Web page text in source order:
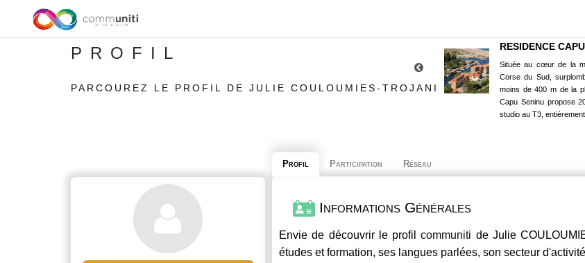
PROFIL
PARCOUREZ LE PROFIL DE JULIE COULOUMIES-TROJANI
RESIDENCE
Située au cœur de la
Corse du Sud,
moins de 400 m de la
Capu Seninu propose
studio au T3,
Profil Participation Réseau
Informations Générales
Envie de découvrir le profilcommuniti de Julie
études et formation, ses langues parlées, son secteur